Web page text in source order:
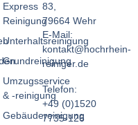
Express
Reinigung
Unterhaltsreinigung
Grundreinigung
Umzugsservice
& -reinigung
Gebäudereinigung
83,
79664 Wehr
E-Mail:
kontakt@hochrhein-
reiniger.de
Telefon:
+49 (0)1520
7735-126